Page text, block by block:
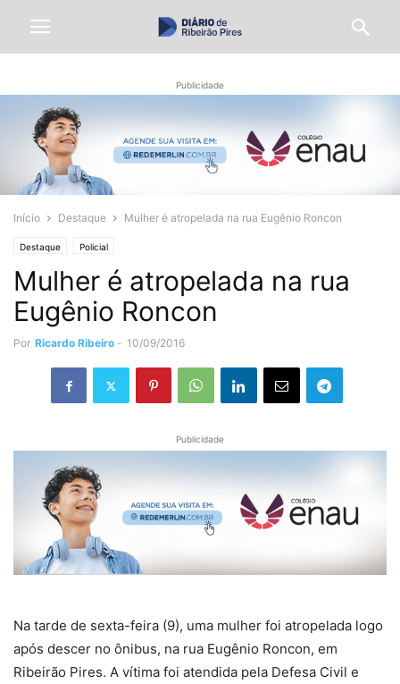
Publicidade
Início Destaque Mulher é atropelada na rua Eugênio Roncon
Destaque Policial
Mulher é atropelada na rua
Eugênio Roncon
Por Ricardo Ribeiro - 10/09/2016
Publicidade
Na tarde de sexta-feira (9), uma mulher foi atropelada logo
após descer no ônibus, na rua Eugênio Roncon, em
Ribeirão Pires. A vítima foi atendida pela Defesa Civil e